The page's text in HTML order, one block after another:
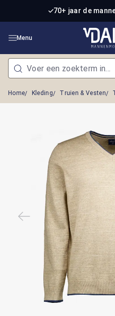
Ga naar de hoofdinhoud
70+ jaar de
Menu
Home Kleding Truien & Vesten